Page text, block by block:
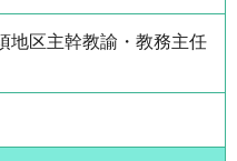
地区主幹教諭・教務主任